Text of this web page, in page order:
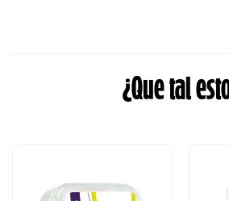
¿Que tal